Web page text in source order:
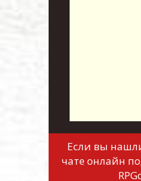
Если вы
чате онлайн